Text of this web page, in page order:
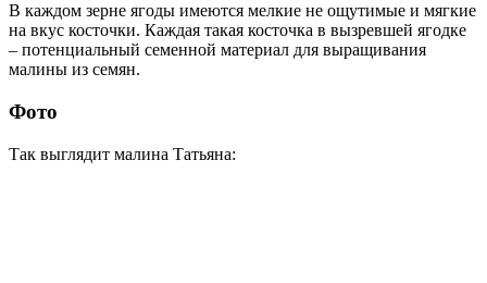
В каждом зерне ягоды имеются мелкие не ощутимые и мягкие
на вкус косточки. Каждая такая косточка в вызревшей ягодке
– потенциальный семенной материал для выращивания
малины из семян.
Фото
Так выглядит малина Татьяна: